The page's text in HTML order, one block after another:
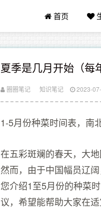
首页
夏季是几月开始（每
圈圈笔记 知识笔记 2023-
1-5月份种菜时间表，南
在五彩斑斓的春天，大
然而，由于中国幅员辽
您介绍1至5月份的种菜
议，希望能帮助大家在